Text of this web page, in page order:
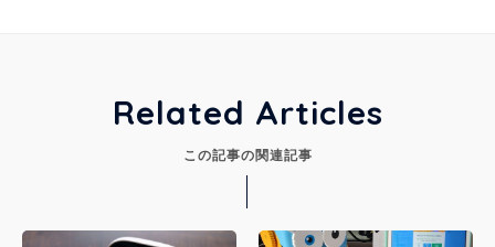
Related Articles
この記事の関連記事